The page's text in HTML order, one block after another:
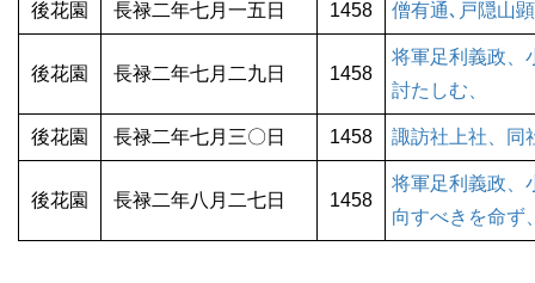
後花園 長禄二年七月一五日 1458 僧有通､戸隠山
後花園 長禄二年七月二九日 1458
将軍足利義政、
討たしむ、
後花園 長禄二年七月三〇日 1458 諏訪社上社、同
後花園 長禄二年八月二七日 1458
将軍足利義政、
向すべきを命ず